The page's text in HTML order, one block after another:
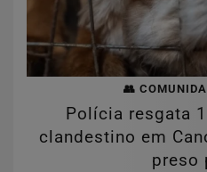
👥
Polícia resgata
clandestino em
preso